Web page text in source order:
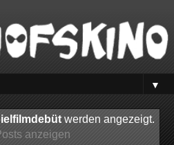
▼
werden angezeigt.
anzeigen